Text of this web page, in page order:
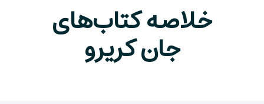
خلاصه کتاب‌های
جان کریرو